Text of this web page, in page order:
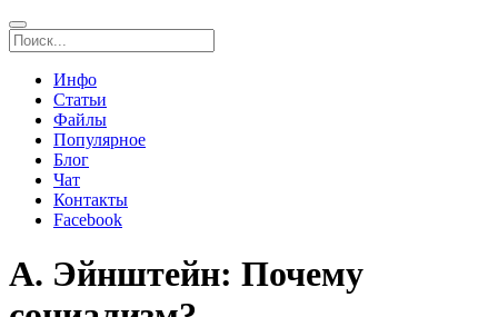
Инфо
Статьи
Файлы
Популярное
Блог
Чат
Контакты
Facebook
А. Эйнштейн: Почему